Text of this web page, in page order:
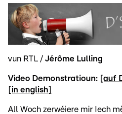
vun RTL / Jérôme Lulling
Video Demonstratioun: [auf
[in english]
All Woch zerwéiere mir Iech